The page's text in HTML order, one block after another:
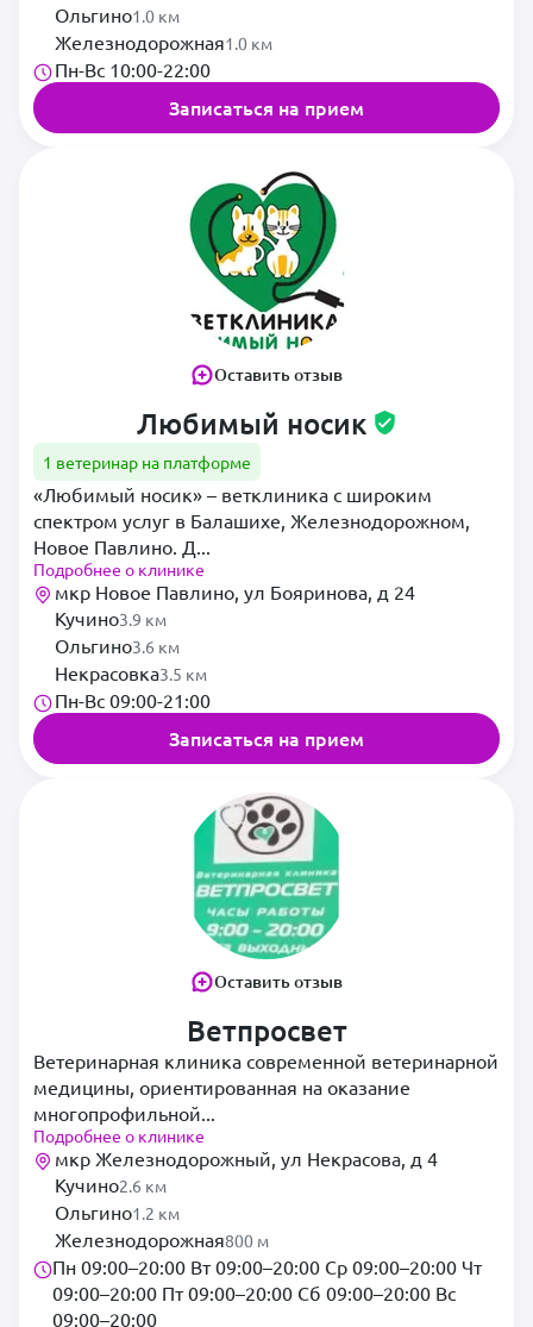
Ольгино1.0 км
Железнодорожная1.0 км
Пн-Вс 10:00-22:00
Записаться на прием
Оставить отзыв
Любимый носик
1 ветеринар на платформе
«Любимый носик» – ветклиника с широким
спектром услуг в Балашихе, Железнодорожном,
Новое Павлино. Д...
Подробнее о клинике
мкр Новое Павлино, ул Бояринова, д 24
Кучино3.9 км
Ольгино3.6 км
Некрасовка3.5 км
Пн-Вс 09:00-21:00
Записаться на прием
Оставить отзыв
Ветпросвет
Ветеринарная клиника современной ветеринарной
медицины, ориентированная на оказание
многопрофильной...
Подробнее о клинике
мкр Железнодорожный, ул Некрасова, д 4
Кучино2.6 км
Ольгино1.2 км
Железнодорожная800 м
Пн 09:00–20:00 Вт 09:00–20:00 Ср 09:00–20:00 Чт
09:00–20:00 Пт 09:00–20:00 Сб 09:00–20:00 Вс
09:00–20:00